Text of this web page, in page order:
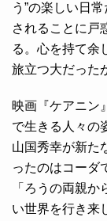
う”の楽しい日
されることに戸
る。心を持て余
旅立つ大だった
映画『ケアニン
で生きる人々の
山国秀幸が新た
ったのはコーダ
「ろうの両親
い世界を行き来